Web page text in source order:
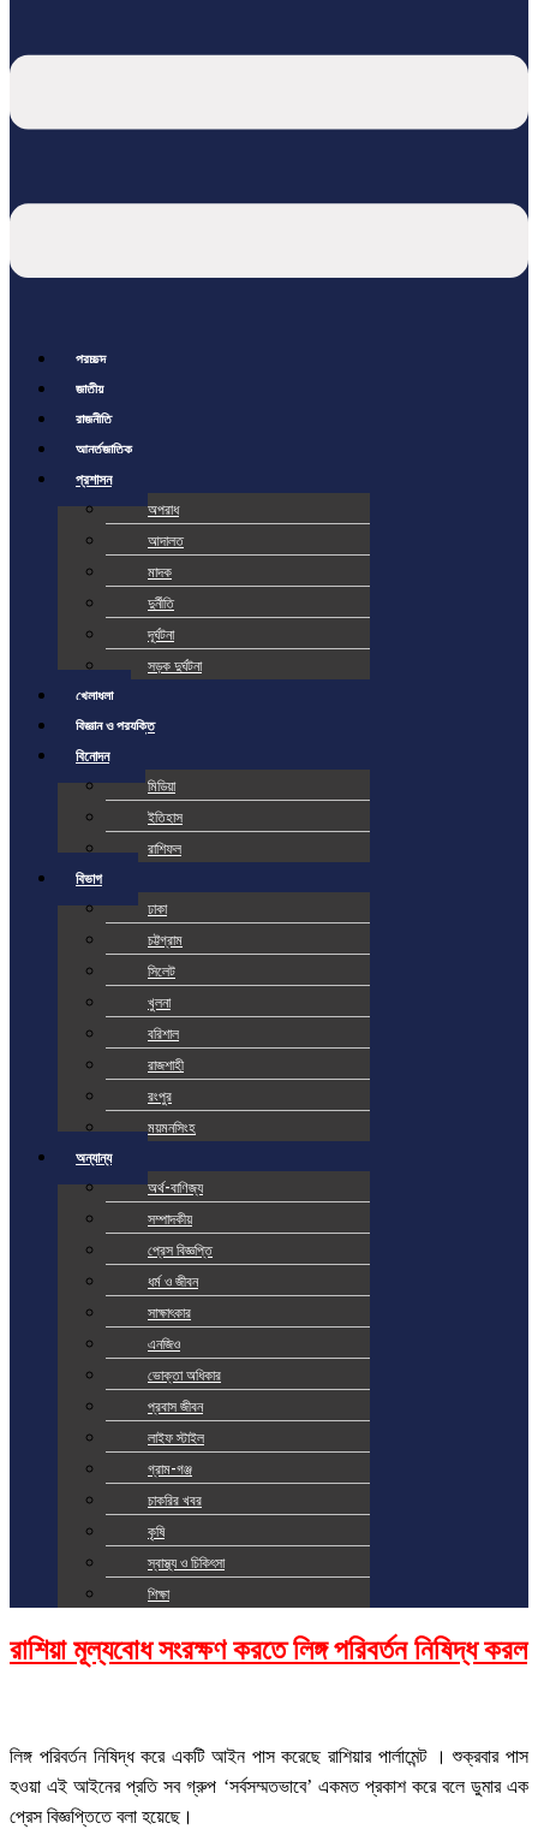
প্রচ্ছদ
জাতীয়
রাজনীতি
আর্ন্তজাতিক
প্রশাসন
অপরাধ
আদালত
মাদক
দুর্নীতি
দূর্ঘটনা
সড়ক দুর্ঘটনা
খেলাধুলা
বিজ্ঞান ও প্রযুক্তি
বিনোদন
মিডিয়া
ইতিহাস
রাশিফল
বিভাগ
ঢাকা
চট্টগ্রাম
সিলেট
খুলনা
বরিশাল
রাজশাহী
রংপুর
ময়মনসিংহ
অন্যান্য
অর্থ-বাণিজ্য
সম্পাদকীয়
প্রেস বিজ্ঞপ্তি
ধর্ম ও জীবন
সাক্ষাৎকার
এনজিও
ভোক্তা অধিকার
প্রবাস জীবন
লাইফ স্টাইল
গ্রাম-গঞ্জ
চাকরির খবর
কৃষি
স্বাস্থ্য ও চিকিৎসা
শিক্ষা
রাশিয়া মূল্যবোধ সংরক্ষণ করতে লিঙ্গ পরিবর্তন নিষিদ্ধ করল
লিঙ্গ পরিবর্তন নিষিদ্ধ করে একটি আইন পাস করেছে রাশিয়ার পার্লামেন্ট । শুক্রবার পাস
হওয়া এই আইনের প্রতি সব গ্রুপ ‘সর্বসম্মতভাবে’ একমত প্রকাশ করে বলে ডুমার এক
প্রেস বিজ্ঞপ্তিতে বলা হয়েছে।